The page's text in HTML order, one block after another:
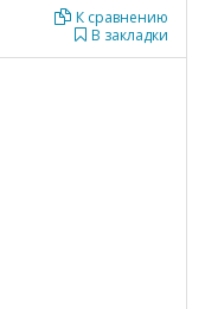
В закладки
К сравнению